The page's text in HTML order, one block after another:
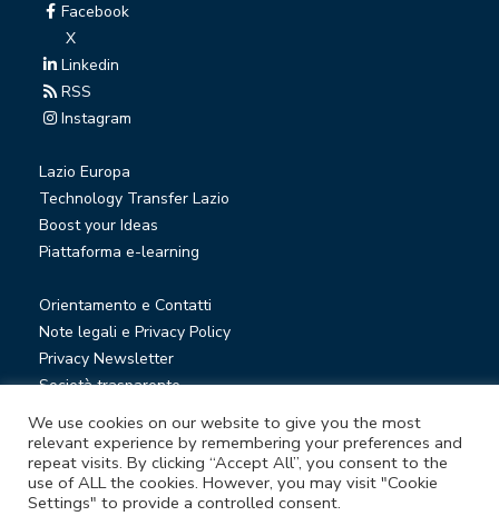
Facebook
X
Linkedin
RSS
Instagram
Lazio Europa
Technology Transfer Lazio
Boost your Ideas
Piattaforma e-learning
Orientamento e Contatti
Note legali e Privacy Policy
Privacy Newsletter
Società trasparente
Whistleblowing
© Lazio Innova S.p.A. società soggetta a direzione e
coordinamento della Regione Lazio
We use cookies on our website to give you the most
relevant experience by remembering your preferences and
repeat visits. By clicking “Accept All”, you consent to the
use of ALL the cookies. However, you may visit "Cookie
Settings" to provide a controlled consent.